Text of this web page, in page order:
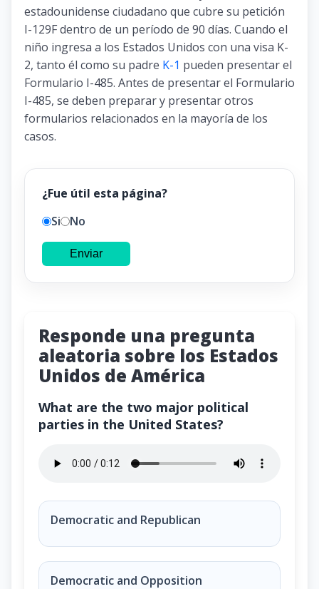
estadounidense ciudadano que cubre su petición
I-129F dentro de un período de 90 días. Cuando el
niño ingresa a los Estados Unidos con una visa K-
2, tanto él como su padre K-1 pueden presentar el
Formulario I-485. Antes de presentar el Formulario
I-485, se deben preparar y presentar otros
formularios relacionados en la mayoría de los
casos.
¿Fue útil esta página?
Si
No
Enviar
Responde una pregunta
aleatoria sobre los Estados
Unidos de América
What are the two major political
parties in the United States?
What are the two major political parties in the
Democratic and Republican
Democratic and Opposition